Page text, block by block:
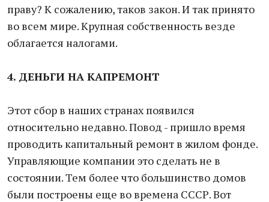
праву? К сожалению, таков закон. И так принято
во всем мире. Крупная собственность везде
облагается налогами.
4. ДЕНЬГИ НА КАПРЕМОНТ
Этот сбор в наших странах появился
относительно недавно. Повод - пришло время
проводить капитальный ремонт в жилом фонде.
Управляющие компании это сделать не в
состоянии. Тем более что большинство домов
были построены еще во времена СССР. Вот